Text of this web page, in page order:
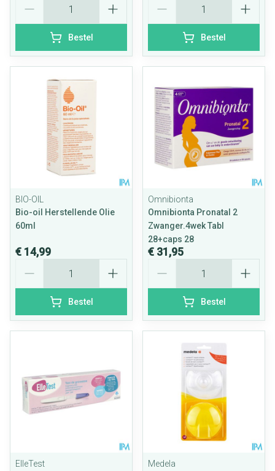
Bestel Bestel
BIO-OIL
Bio-oil Herstellende Olie
60ml
€ 14,99
Bestel
Omnibionta
Omnibionta Pronatal 2
Zwanger.4wek Tabl
28+caps 28
€ 31,95
Bestel
ElleTest
Medela